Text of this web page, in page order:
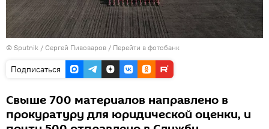
© Sputnik / Сергей Пивоваров / Перейти в фотобанк
Подписаться
Свыше 700 материалов направлено в
прокуратуру для юридической оценки, и